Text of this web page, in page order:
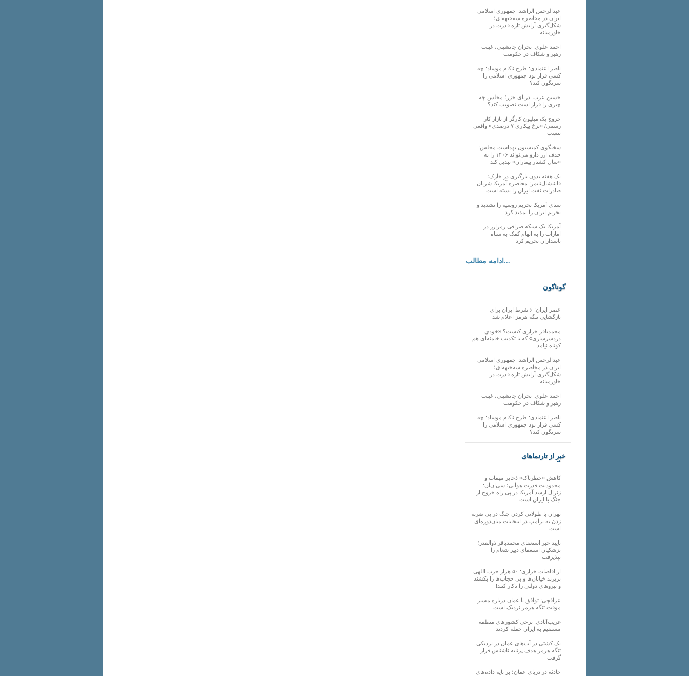
عبدالرحمن الراشد: جمهوری اسلامی
ایران در محاصره سه‌جبهه‌ای؛
شکل‌گیری آرایش تازه قدرت در
خاورمیانه
احمد علوی: بحران جانشینی، غیبت
رهبر و شکاف در حکومت
ناصر اعتمادی: طرح ناکام موساد: چه
کسی قرار بود جمهوری اسلامی را
سرنگون کند؟
حسین عرب: دریای خزر؛ مجلس چه
چیزی را قرار است تصویب کند؟
خروج یک میلیون کارگر از بازار کار
رسمی/ «نرخ بیکاری ۷ درصدی» واقعی
نیست
سخنگوی کمیسیون بهداشت مجلس:
حذف ارز دارو می‌تواند ۱۴۰۶ را به
«سال کشتار بیماران» تبدیل کند
یک هفته بدون بارگیری در خارک؛
فایننشال‌تایمز: محاصره آمریکا شریان
صادرات نفت ایران را بسته است
سنای آمریکا تحریم روسیه را تشدید و
تحریم ایران را تمدید کرد
آمریکا یک شبکه صرافی رمزارز در
امارات را به اتهام کمک به سپاه
پاسداران تحریم کرد
ادامه مطالب...
گوناگون
عصر ایران: ۶ شرط ایران برای
بازگشایی تنگه هرمز اعلام شد
محمدباقر خرازی کیست؟ «خودیِ
دردسرسازی» که با تکذیب خامنه‌ای هم
کوتاه نیامد
عبدالرحمن الراشد: جمهوری اسلامی
ایران در محاصره سه‌جبهه‌ای؛
شکل‌گیری آرایش تازه قدرت در
خاورمیانه
احمد علوی: بحران جانشینی، غیبت
رهبر و شکاف در حکومت
ناصر اعتمادی: طرح ناکام موساد: چه
کسی قرار بود جمهوری اسلامی را
سرنگون کند؟
خبر از تارنماهای
دیگر
کاهش «خطرناک» ذخایر مهمات و
محدودیت قدرت هوایی؛ سی‌ان‌ان:
ژنرال ارشد آمریکا در پی راه خروج از
جنگ با ایران است
تهران با طولانی کردن جنگ در پی ضربه
زدن به ترامپ در انتخابات میان‌دوره‌ای
است
تایید خبر استعفای محمدباقر ذوالقدر؛
پزشکیان استعفای دبیر شعام را
نپذیرفت
از افاضات خرازی: ۵۰ هزار حزب اللهی
بریزند خیابان‌ها و بی حجاب‌ها را بکشند
و نیرو‌های دولتی را ناکار کنند!
عراقچی: توافق با عمان درباره مسیر
موقت تنگه هرمز نزدیک است
غریب‌آبادی: برخی کشورهای منطقه
مستقیم به ایران حمله کردند
یک کشتی در آب‌های عمان در نزدیکی
تنگه هرمز هدف پرتابه ناشناس قرار
گرفت
حادثه در دریای عمان؛ بر پایه داده‌های